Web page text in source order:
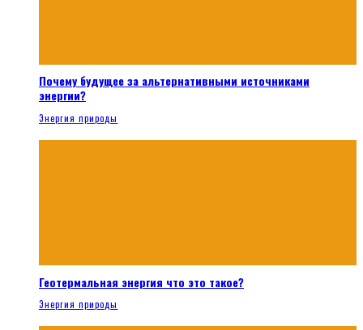
Почему будущее за альтернативными источниками
энергии?
Энергия природы
Геотермальная энергия что это такое?
Энергия природы